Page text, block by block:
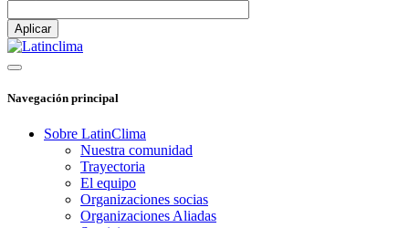
Navegación principal
Sobre LatinClima
Nuestra comunidad
Trayectoria
El equipo
Organizaciones socias
Organizaciones Aliadas